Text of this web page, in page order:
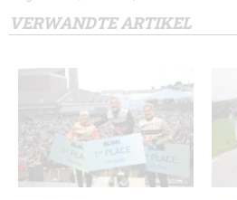
VERWANDTE ARTIKEL